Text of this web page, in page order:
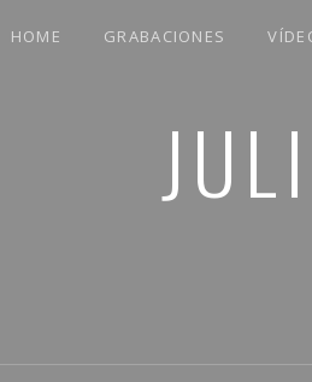
HOME GRABACIONES